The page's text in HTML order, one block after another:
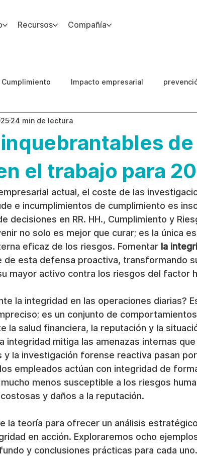
Recursos Compañía
Cumplimiento Impacto empresarial
del Capital Humano
de
el trabajo para
24 min de lectura
actual, el coste de las
e incumplimientos de cumplimiento es
decisiones en RR. HH., Cumplimiento y
no solo es mejor que curar; es la única
eficaz de los riesgos. Fomentar la
de esta defensa proactiva, transformando
mayor activo contra los riesgos del factor
la integridad en las operaciones diarias?
es un conjunto de
la salud financiera, la reputación y la
integridad mitiga las amenazas internas
y la investigación forense reactiva pasan
empleados actúan con integridad de
menos susceptible a los riesgos
y daños a la reputación.
la teoría para ofrecer un análisis
en acción. Exploraremos ocho
y conclusiones prácticas para cada